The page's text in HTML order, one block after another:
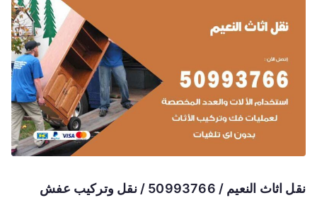
نقل اثاث النعيم / 50993766 / نقل وتركيب عفش